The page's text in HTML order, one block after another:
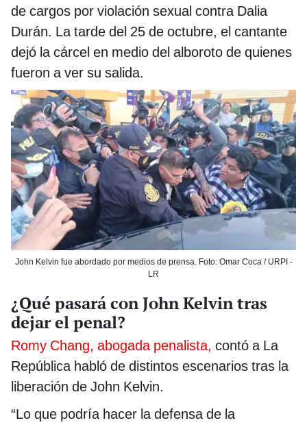
de cargos por violación sexual contra Dalia
Durán. La tarde del 25 de octubre, el cantante
dejó la cárcel en medio del alboroto de quienes
fueron a ver su salida.
John Kelvin fue abordado por medios de prensa. Foto: Omar Coca / URPI -
LR
¿Qué pasará con John Kelvin tras
dejar el penal?
Romy Chang, abogada penalista, contó a La
República habló de distintos escenarios tras la
liberación de John Kelvin.
“Lo que podría hacer la defensa de la